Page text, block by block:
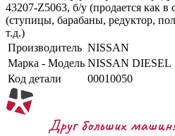
43207-Z5063, б/у (продается как в
(ступицы, барабаны, редуктор,
т.д.)
Производитель NISSAN
Марка - Модель NISSAN DIESEL
Код детали
00010050